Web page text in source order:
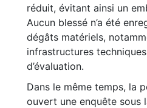
réduit, évitant ainsi un
Aucun blessé n’a été
dégâts matériels,
infrastructures
d’évaluation.
Dans le même temps, la
ouvert une enquête sous